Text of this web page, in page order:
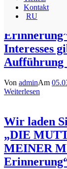
Kontakt
RU
“DIE
MEINER
Interesses
Aufführung
Von adminAm
Weiterlesen
Wir laden
„DIE
MEINER